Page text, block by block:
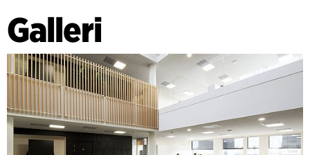
Galleri